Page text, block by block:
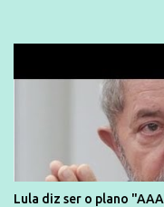
Lula diz ser o plano